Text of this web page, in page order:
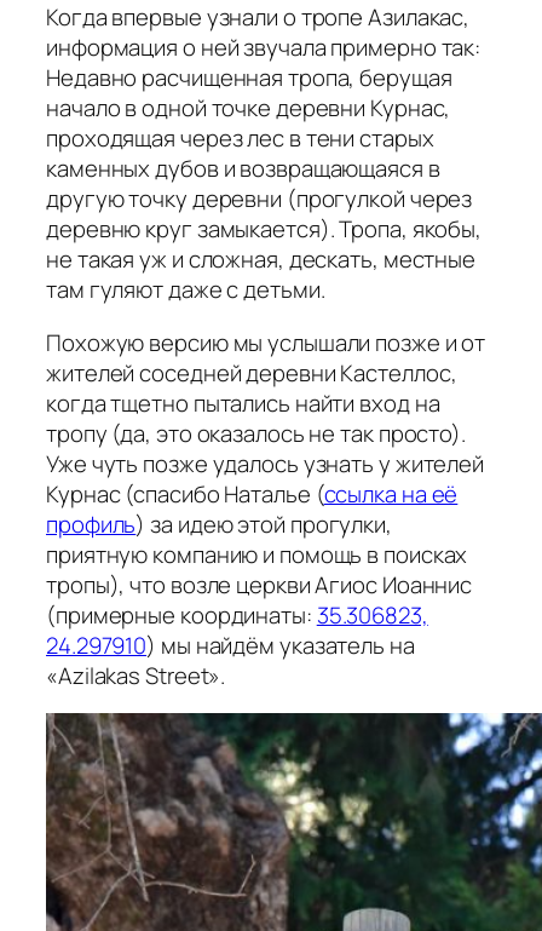
Когда впервые узнали о тропе Азилакас,
информация о ней звучала примерно так:
Недавно расчищенная тропа, берущая
начало в одной точке деревни Курнас,
проходящая через лес в тени старых
каменных дубов и возвращающаяся в
другую точку деревни (прогулкой через
деревню круг замыкается). Тропа, якобы,
не такая уж и сложная, дескать, местные
там гуляют даже с детьми.
Похожую версию мы услышали позже и от
жителей соседней деревни Кастеллос,
когда тщетно пытались найти вход на
тропу (да, это оказалось не так просто).
Уже чуть позже удалось узнать у жителей
Курнас (спасибо Наталье (ссылка на её
профиль) за идею этой прогулки,
приятную компанию и помощь в поисках
тропы), что возле церкви Агиос Иоаннис
(примерные координаты: 35.306823,
24.297910) мы найдём указатель на
«Azilakas Street».